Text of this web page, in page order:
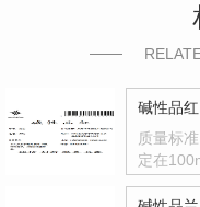
碱性品红
质量标
定在